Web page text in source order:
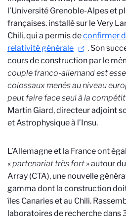
l’Université Grenoble-Alpes et
françaises. installé sur le Very
Chili, qui a permis de ​​confirmer
relativité générale
. Son
cours de construction par le
couple franco-allemand est
colossaux menés au niveau
peut faire face seul à la
Martin Giard, directeur adjoint
et Astrophysique à l’Insu.
L’Allemagne et la France ont
«partenariat très fort » autour
Array (CTA), une nouvelle
gamma dont la construction
îles Canaries et au Chili.
laboratoires de recherche dans